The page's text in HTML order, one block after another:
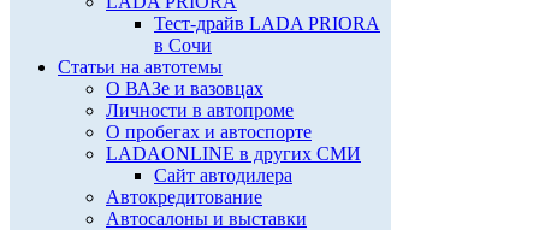
Тест-драйв LADA PRIORA
в Сочи
Статьи на автотемы
О ВАЗе и вазовцах
Личности в автопроме
О пробегах и автоспорте
LADAONLINE в других СМИ
Сайт автодилера
Автокредитование
Автосалоны и выставки